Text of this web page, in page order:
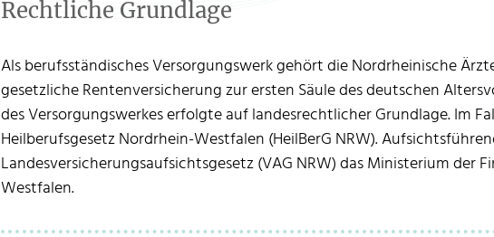
Rechtliche Grundlage
Als berufsständisches Versorgungswerk gehört die Nordrheinische
gesetzliche Rentenversicherung zur ersten Säule des deutschen
des Versorgungswerkes erfolgte auf landesrechtlicher Grundlage. Im
Heilberufsgesetz Nordrhein-Westfalen (HeilBerG NRW).
Landesversicherungsaufsichtsgesetz (VAG NRW) das Ministerium der
Westfalen.